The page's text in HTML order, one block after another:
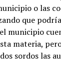
o las
que
municipio
materia,
sordos las